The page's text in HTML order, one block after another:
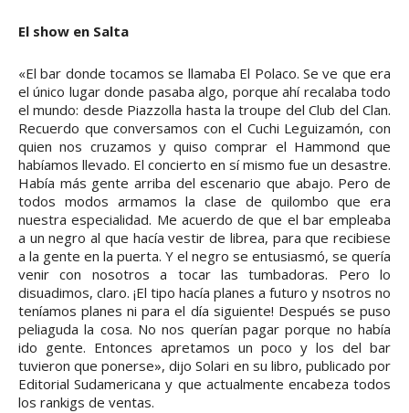
El show en Salta
«El bar donde tocamos se llamaba El Polaco. Se ve que era
el único lugar donde pasaba algo, porque ahí recalaba todo
el mundo: desde Piazzolla hasta la troupe del Club del Clan.
Recuerdo que conversamos con el Cuchi Leguizamón, con
quien nos cruzamos y quiso comprar el Hammond que
habíamos llevado. El concierto en sí mismo fue un desastre.
Había más gente arriba del escenario que abajo. Pero de
todos modos armamos la clase de quilombo que era
nuestra especialidad. Me acuerdo de que el bar empleaba
a un negro al que hacía vestir de librea, para que recibiese
a la gente en la puerta. Y el negro se entusiasmó, se quería
venir con nosotros a tocar las tumbadoras. Pero lo
disuadimos, claro. ¡El tipo hacía planes a futuro y nsotros no
teníamos planes ni para el día siguiente! Después se puso
peliaguda la cosa. No nos querían pagar porque no había
ido gente. Entonces apretamos un poco y los del bar
tuvieron que ponerse», dijo Solari en su libro, publicado por
Editorial Sudamericana y que actualmente encabeza todos
los rankigs de ventas.